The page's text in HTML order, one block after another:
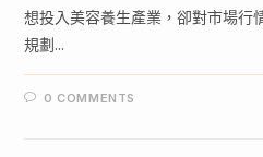
想投入美容養生產業，卻對市場行
規劃...
0 COMMENTS